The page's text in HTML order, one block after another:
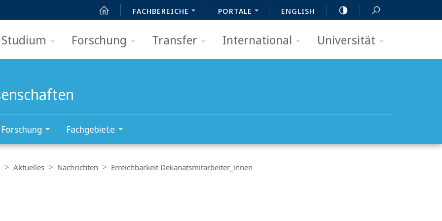
FACHBEREICHE PORTALE ENGLISH
Studium Forschung Transfer International Universität
Forschung Fachgebiete
Aktuelles Nachrichten Erreichbarkeit Dekanatsmitarbeiter_innen